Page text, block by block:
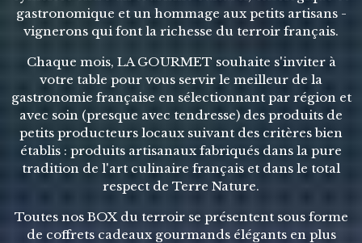
gastronomique et un hommage aux petits artisans -
vignerons qui font la richesse du terroir français.
Chaque mois, LA GOURMET souhaite s'inviter à
votre table pour vous servir le meilleur de la
gastronomie française en sélectionnant par région et
avec soin (presque avec tendresse) des produits de
petits producteurs locaux suivant des critères bien
établis : produits artisanaux fabriqués dans la pure
tradition de l'art culinaire français et dans le total
respect de Terre Nature.
Toutes nos BOX du terroir se présentent sous forme
de coffrets cadeaux gourmands élégants en plus